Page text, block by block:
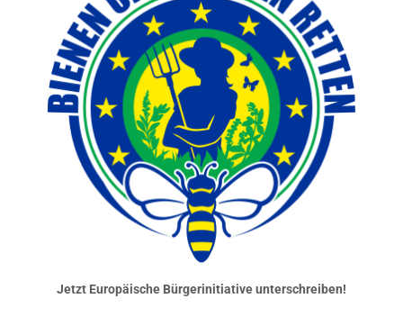
Jetzt Europäische Bürgerinitiative unterschreiben!